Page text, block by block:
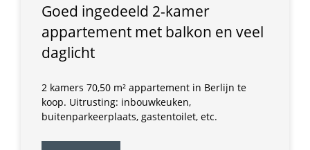
Goed ingedeeld 2-kamer
appartement met balkon en veel
daglicht
2 kamers 70,50 m² appartement in Berlijn te
koop. Uitrusting: inbouwkeuken,
buitenparkeerplaats, gastentoilet, etc.